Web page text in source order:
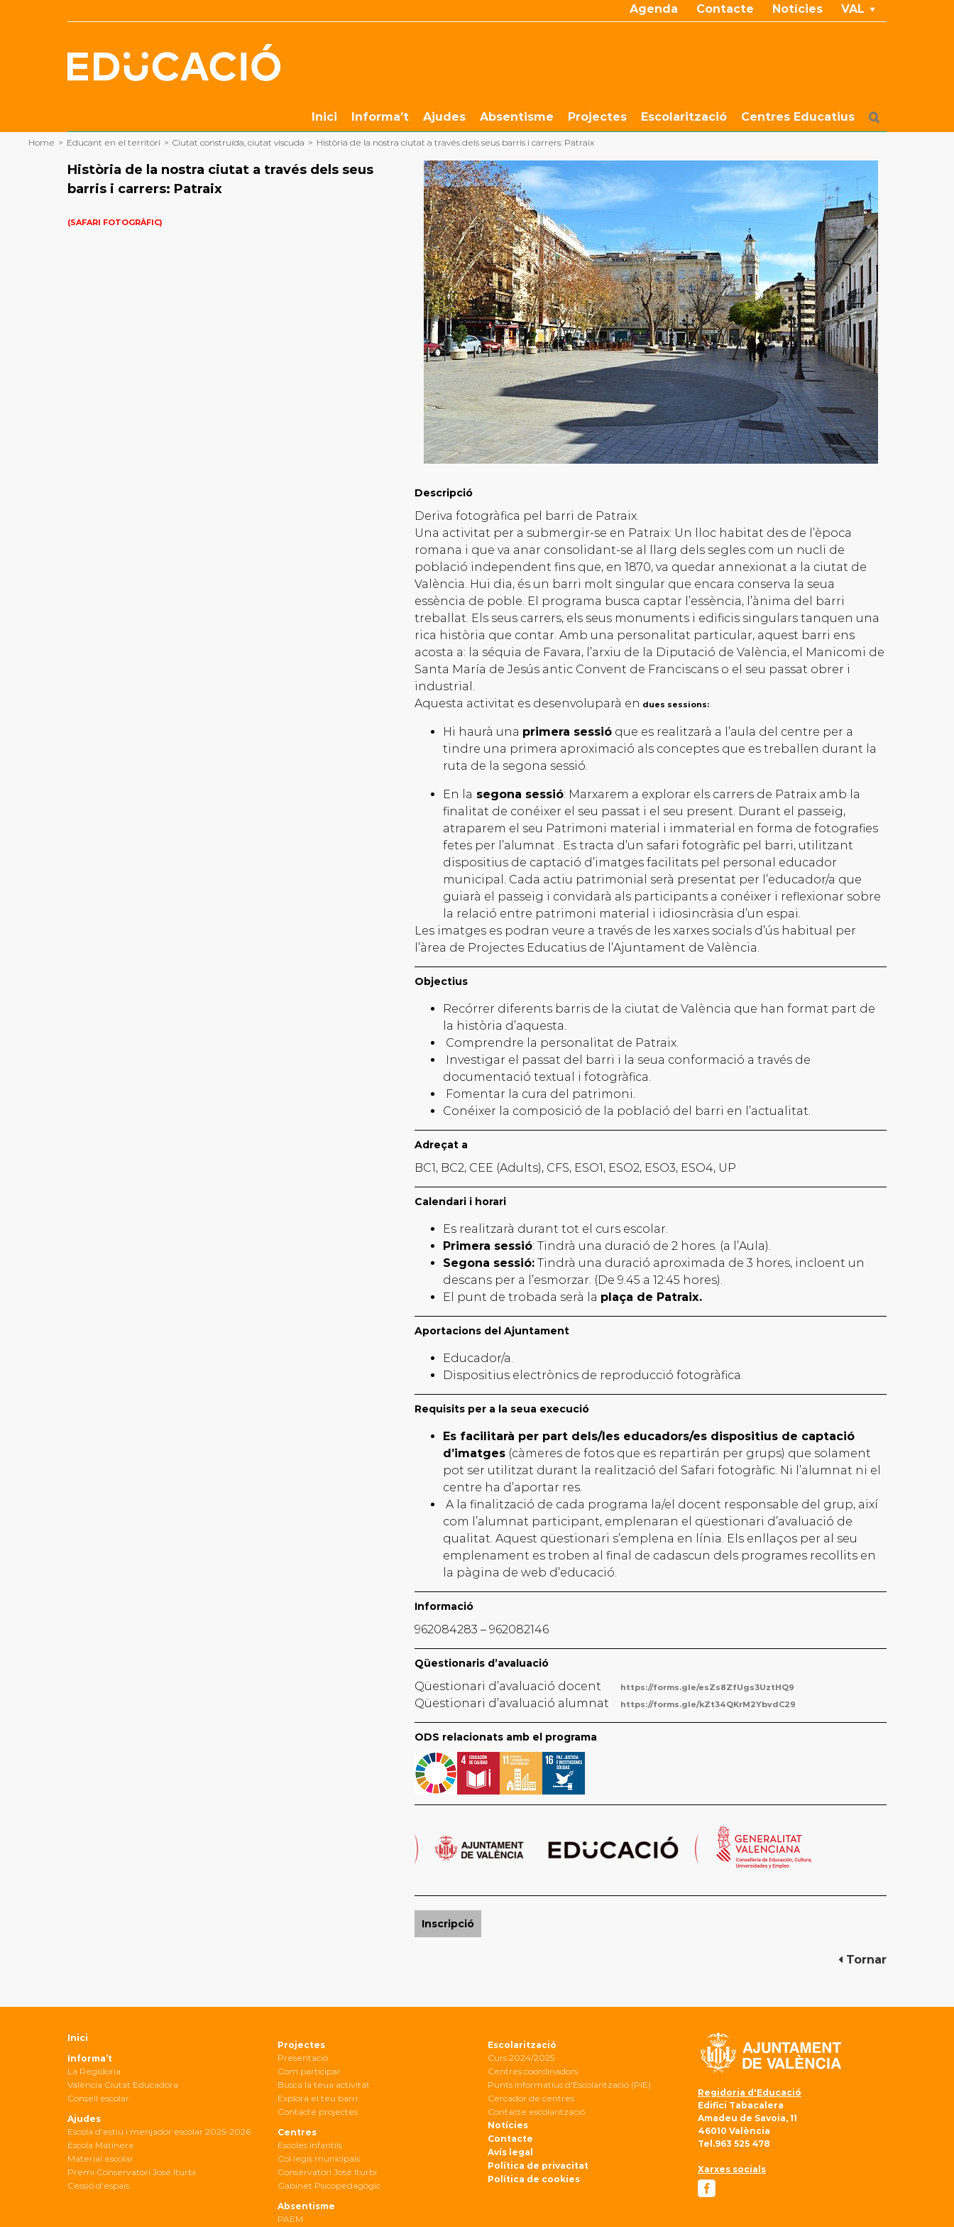
Agenda Contacte Notícies VAL
Inici Informa’t Ajudes Absentisme Projectes Escolarització Centres Educatius
Home > Educant en el territori > Ciutat construïda, ciutat viscuda > Història de la nostra ciutat a través dels seus barris i carrers: Patraix
Història de la nostra ciutat a través dels seus
barris i carrers: Patraix
(SAFARI FOTOGRÀFIC)
Descripció
Deriva fotogràfica pel barri de Patraix.
Una activitat per a submergir-se en Patraix: Un lloc habitat des de l’època
romana i que va anar consolidant-se al llarg dels segles com un nucli de
població independent fins que, en 1870, va quedar annexionat a la ciutat de
València. Hui dia, és un barri molt singular que encara conserva la seua
essència de poble. El programa busca captar l’essència, l’ànima del barri
treballat. Els seus carrers, els seus monuments i edificis singulars tanquen una
rica història que contar. Amb una personalitat particular, aquest barri ens
acosta a: la séquia de Favara, l’arxiu de la Diputació de València, el Manicomi de
Santa María de Jesús antic Convent de Franciscans o el seu passat obrer i
industrial.
Aquesta activitat es desenvoluparà en dues sessions:
Hi haurà una primera sessió que es realitzarà a l’aula del centre per a
tindre una primera aproximació als conceptes que es treballen durant la
ruta de la segona sessió.
En la segona sessió: Marxarem a explorar els carrers de Patraix amb la
finalitat de conéixer el seu passat i el seu present. Durant el passeig,
atraparem el seu Patrimoni material i immaterial en forma de fotografies
fetes per l’alumnat . Es tracta d’un safari fotogràfic pel barri, utilitzant
dispositius de captació d’imatges facilitats pel personal educador
municipal. Cada actiu patrimonial serà presentat per l’educador/a que
guiarà el passeig i convidarà als participants a conéixer i reflexionar sobre
la relació entre patrimoni material i idiosincràsia d’un espai.
Les imatges es podran veure a través de les xarxes socials d’ús habitual per
l’àrea de Projectes Educatius de l’Ajuntament de València.
Objectius
Recórrer diferents barris de la ciutat de València que han format part de
la història d’aquesta.
Comprendre la personalitat de Patraix.
Investigar el passat del barri i la seua conformació a través de
documentació textual i fotogràfica.
Fomentar la cura del patrimoni.
Conéixer la composició de la població del barri en l’actualitat.
Adreçat a
BC1, BC2, CEE (Adults), CFS, ESO1, ESO2, ESO3, ESO4, UP
Calendari i horari
Es realitzarà durant tot el curs escolar.
Primera sessió: Tindrà una duració de 2 hores. (a l’Aula).
Segona sessió: Tindrà una duració aproximada de 3 hores, incloent un
descans per a l’esmorzar. (De 9.45 a 12:45 hores).
El punt de trobada serà la plaça de Patraix.
Aportacions del Ajuntament
Educador/a.
Dispositius electrònics de reproducció fotogràfica.
Requisits per a la seua execució
Es facilitarà per part dels/les educadors/es dispositius de captació
d’imatges (càmeres de fotos que es repartirán per grups) que solament
pot ser utilitzat durant la realització del Safari fotogràfic. Ni l’alumnat ni el
centre ha d’aportar res.
A la finalització de cada programa la/el docent responsable del grup, així
com l’alumnat participant, emplenaran el qüestionari d’avaluació de
qualitat. Aquest qüestionari s’emplena en línia. Els enllaços per al seu
emplenament es troben al final de cadascun dels programes recollits en
la pàgina de web d’educació.
Informació
962084283 – 962082146
Qüestionaris d’avaluació
Qüestionari d’avaluació docent https://forms.gle/esZs8ZfUgs3UztHQ9
Qüestionari d’avaluació alumnat https://forms.gle/kZt34QKrM2YbvdC29
ODS relacionats amb el programa
Inscripció
Tornar
Inici
Informa’t
La Regidoria
València Ciutat Educadora
Consell escolar
Ajudes
Escola d’estiu i menjador escolar 2025-2026
Escola Matinera
Material escolar
Premi Conservatori José Iturbi
Cessió d’espais
Projectes
Presentació
Com participar
Busca la teua activitat
Explora el teu barri
Contacte projectes
Centres
Escoles Infantils
Col·legis municipals
Conservatori José Iturbi
Gabinet Psicopedagògic
Absentisme
PAEM
Escolarització
Curs 2024/2025
Centres coordinadors
Punts Informatius d’Escolarització (PIE)
Cercador de centres
Contacte escolarització
Notícies
Contacte
Avís legal
Política de privacitat
Política de cookies
Regidoria d'Educació
Edifici Tabacalera
Amadeu de Savoia, 11
46010 València
Tel.963 525 478
Xarxes socials